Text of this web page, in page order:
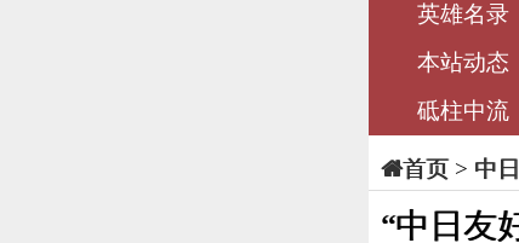
英雄名录
本站动态
砥柱中流
首页> 中
“中日友